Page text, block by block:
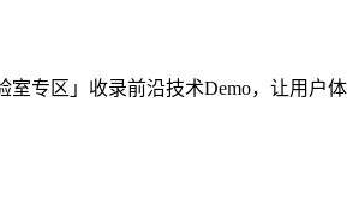
专区」收录前沿技术Demo，让用户